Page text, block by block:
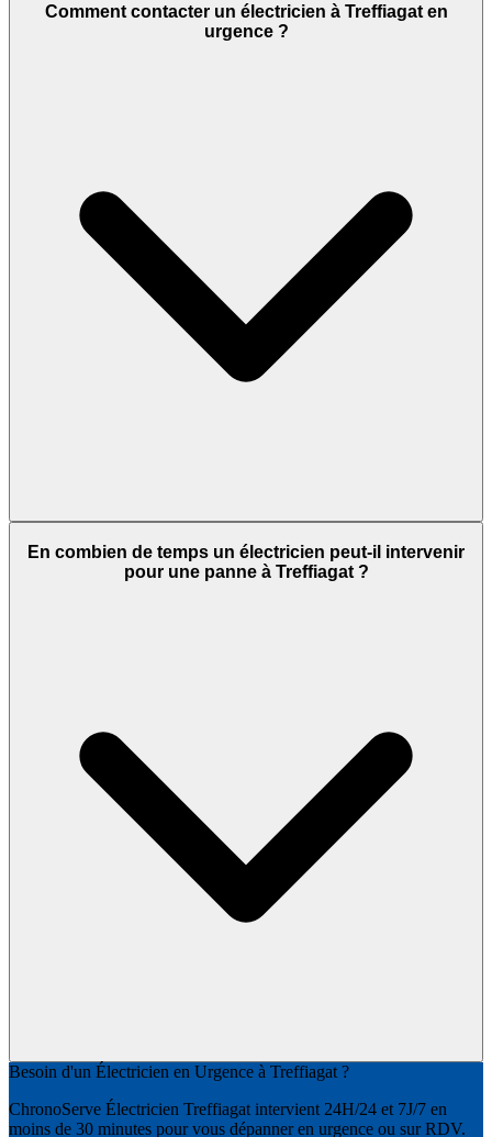
Comment contacter un électricien à Treffiagat en
urgence ?
En combien de temps un électricien peut-il intervenir
pour une panne à Treffiagat ?
Besoin d'un Électricien en Urgence à Treffiagat ?
ChronoServe Électricien Treffiagat intervient 24H/24 et 7J/7 en
moins de 30 minutes pour vous dépanner en urgence ou sur RDV.